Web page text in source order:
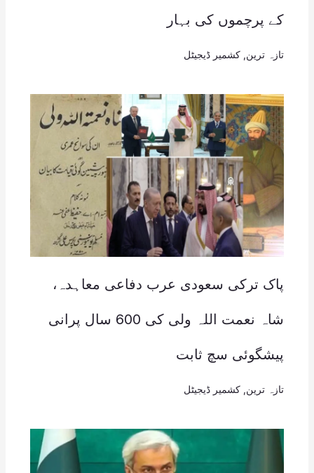
کے پرچموں کی بہار
تازہ ترین کشمیر ڈیجیٹل
پاک ترکی سعودی عرب دفاعی معاہدہ،
شاہ نعمت اللہ ولی کی 600 سال پرانی
پیشگوئی سچ ثابت
تازہ ترین کشمیر ڈیجیٹل